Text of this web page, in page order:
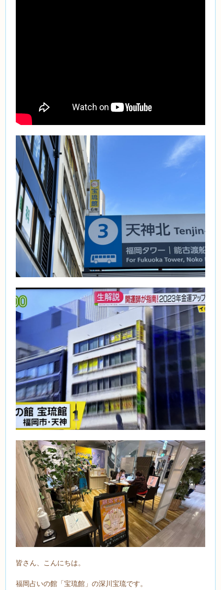
皆さん、こんにちは。
福岡占いの館「宝琉館」の深川宝琉です。